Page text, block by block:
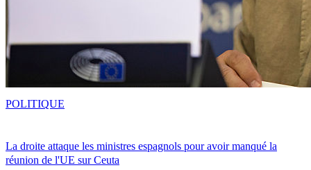
La droite attaque les ministres espagnols pour avoir manqué la
réunion de l'UE sur Ceuta
POLITIQUE